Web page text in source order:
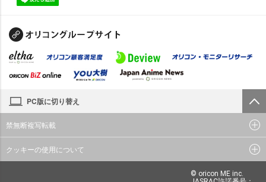
PC版に切り替え
禁無断複写転載
クッキーの使用について
© oricon ME inc.